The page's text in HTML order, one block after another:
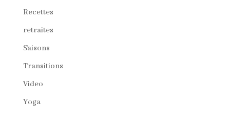
Recettes
retraites
Saisons
Transitions
Video
Yoga